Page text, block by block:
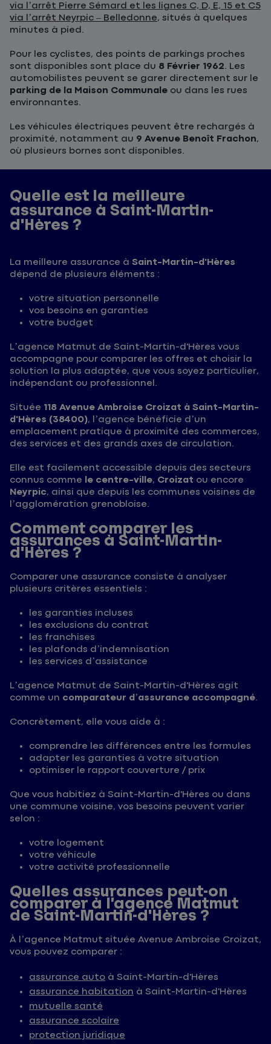
via l’arrêt Pierre Sémard et les lignes C, D, E, 15 et C5
via l’arrêt Neyrpic – Belledonne, situés à quelques
minutes à pied.
Pour les cyclistes, des points de parkings proches
sont disponibles sont place du 8 Février 1962. Les
automobilistes peuvent se garer directement sur le
parking de la Maison Communale ou dans les rues
environnantes.
Les véhicules électriques peuvent être rechargés à
proximité, notamment au 9 Avenue Benoît Frachon,
où plusieurs bornes sont disponibles.
Quelle est la meilleure
assurance à Saint-Martin-
d'Hères ?
La meilleure assurance à Saint-Martin-d'Hères
dépend de plusieurs éléments :
votre situation personnelle
vos besoins en garanties
votre budget
L’agence Matmut de Saint-Martin-d'Hères vous
accompagne pour comparer les offres et choisir la
solution la plus adaptée, que vous soyez particulier,
indépendant ou professionnel.
Située 118 Avenue Ambroise Croizat à Saint-Martin-
d'Hères (38400), l’agence bénéficie d’un
emplacement pratique à proximité des commerces,
des services et des grands axes de circulation.
Elle est facilement accessible depuis des secteurs
connus comme le centre-ville, Croizat ou encore
Neyrpic, ainsi que depuis les communes voisines de
l’agglomération grenobloise.
Comment comparer les
assurances à Saint-Martin-
d'Hères ?
Comparer une assurance consiste à analyser
plusieurs critères essentiels :
les garanties incluses
les exclusions du contrat
les franchises
les plafonds d’indemnisation
les services d’assistance
L’agence Matmut de Saint-Martin-d'Hères agit
comme un comparateur d’assurance accompagné.
Concrètement, elle vous aide à :
comprendre les différences entre les formules
adapter les garanties à votre situation
optimiser le rapport couverture / prix
Que vous habitiez à Saint-Martin-d'Hères ou dans
une commune voisine, vos besoins peuvent varier
selon :
votre logement
votre véhicule
votre activité professionnelle
Quelles assurances peut-on
comparer à l’agence Matmut
de Saint-Martin-d'Hères ?
À l’agence Matmut située Avenue Ambroise Croizat,
vous pouvez comparer :
assurance auto à Saint-Martin-d'Hères
assurance habitation à Saint-Martin-d'Hères
mutuelle santé
assurance scolaire
protection juridique